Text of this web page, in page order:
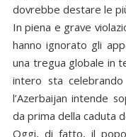
dovrebbe destare le
In piena e grave
hanno ignorato gli
una tregua globale in
intero sta
l’Azerbaijan intende
da prima della caduta
Oggi, di fatto, il